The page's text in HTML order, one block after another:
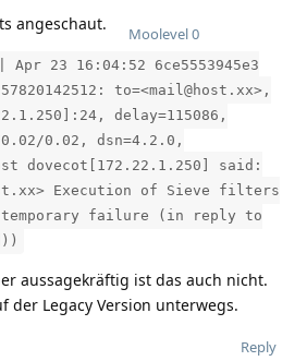
Moolevel0
angeschaut.
23 16:04:52 6ce5553945e3
to=<mail@host.xx>,
delay=115086,
0.02/0.02, dsn=4.2.0,
dovecot[172.22.1.250] said:
Execution of Sieve filters
temporary failure (in reply to
aussagekräftig ist das auch nicht.
der Legacy Version unterwegs.
Reply